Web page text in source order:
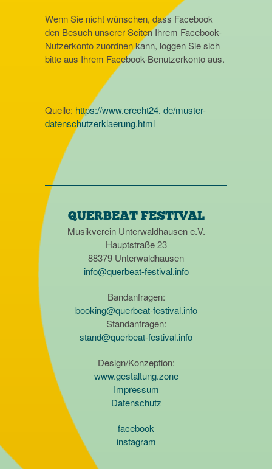
Wenn Sie nicht wünschen, dass Facebook
den Besuch unserer Seiten Ihrem Facebook-
Nutzerkonto zuordnen kann, loggen Sie sich
bitte aus Ihrem Facebook-Benutzerkonto aus.
Quelle: https://www.erecht24. de/muster-
datenschutzerklaerung.html
QUERBEAT FESTIVAL
Musikverein Unterwaldhausen e.V.
Hauptstraße 23
88379 Unterwaldhausen
info@querbeat-festival.info
Bandanfragen:
booking@querbeat-festival.info
Standanfragen:
stand@querbeat-festival.info
Design/Konzeption:
www.gestaltung.zone
Impressum
Datenschutz
facebook
instagram